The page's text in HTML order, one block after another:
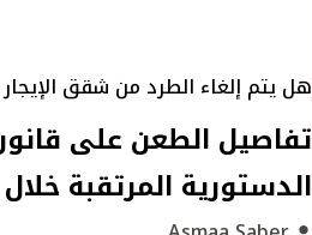
هل يتم إلغاء الطرد من شقق
تفاصيل الطعن على
الدستورية المرتقبة